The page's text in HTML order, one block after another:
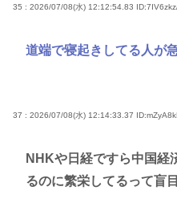
35 : 2026/07/08(水) 12:12:54.83
道端で寝起きしてる人が
37 : 2026/07/08(水) 12:14:33.37
NHKや日経ですら中国経
るのに繁栄してるって盲